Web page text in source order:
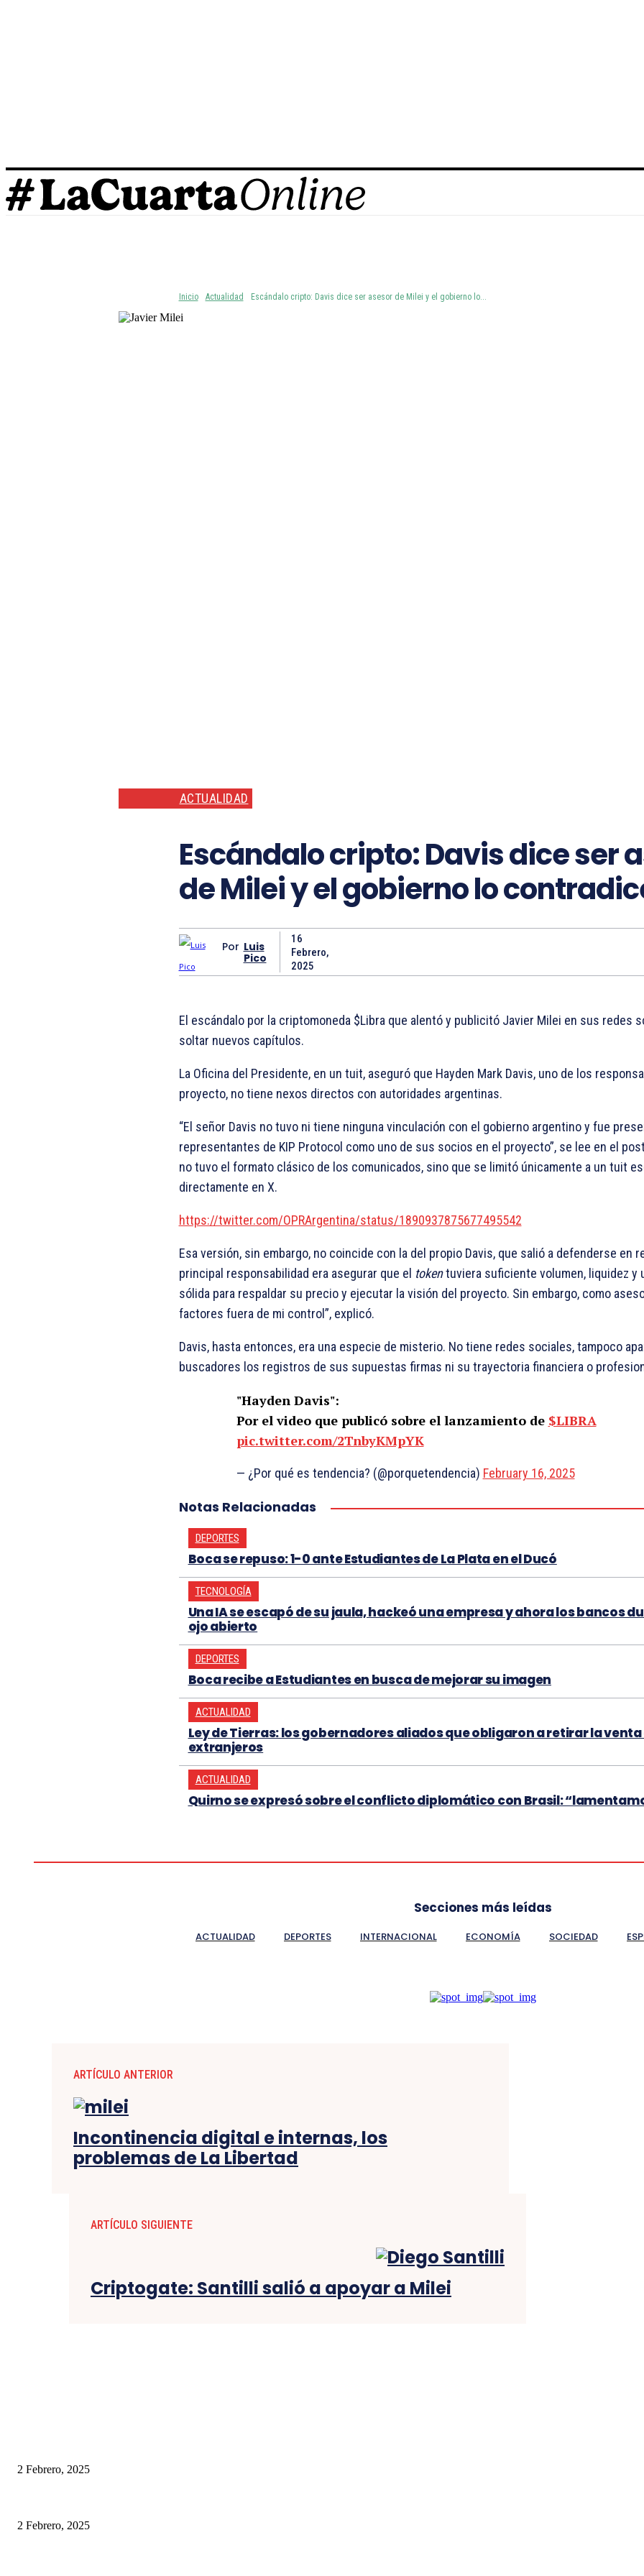
Inicio Actualidad Escándalo cripto: Davis dice ser asesor de Milei y el gobierno lo...
ACTUALIDAD
Escándalo cripto: Davis dice ser
de Milei y el gobierno lo
Por Luis
Pico
16
Febrero,
2025
El escándalo por la criptomoneda $Libra que alentó y publicitó Javier Milei en sus redes
soltar nuevos capítulos.
La Oficina del Presidente, en un tuit, aseguró que Hayden Mark Davis, uno de los
proyecto, no tiene nexos directos con autoridades argentinas.
“El señor Davis no tuvo ni tiene ninguna vinculación con el gobierno argentino y fue
representantes de KIP Protocol como uno de sus socios en el proyecto”, se lee en el
no tuvo el formato clásico de los comunicados, sino que se limitó únicamente a un tuit
directamente en X.
https://twitter.com/OPRArgentina/status/1890937875677495542
Esa versión, sin embargo, no coincide con la del propio Davis, que salió a defenderse en
principal responsabilidad era asegurar que el tokentuviera suficiente volumen, liquidez y
sólida para respaldar su precio y ejecutar la visión del proyecto. Sin embargo, como
factores fuera de mi control”, explicó.
Davis, hasta entonces, era una especie de misterio. No tiene redes sociales, tampoco
buscadores los registros de sus supuestas firmas ni su trayectoria financiera o
"Hayden Davis":
Por el video que publicó sobre el lanzamiento de $LIBRA
pic.twitter.com/2TnbyKMpYK
— ¿Por qué es tendencia? (@porquetendencia) February 16, 2025
Notas Relacionadas
DEPORTES
Boca se repuso: 1-0 ante Estudiantes de La Plata en el Ducó
TECNOLOGÍA
Una IA se escapó de su jaula, hackeó una empresa y ahora los bancos
ojo abierto
DEPORTES
Boca recibe a Estudiantes en busca de mejorar su imagen
ACTUALIDAD
Ley de Tierras: los gobernadores aliados que obligaron a retirar la
extranjeros
ACTUALIDAD
Quirno se expresó sobre el conflicto diplomático con Brasil:
Secciones más leídas
ACTUALIDAD DEPORTES INTERNACIONAL ECONOMÍA SOCIEDAD
ARTÍCULO ANTERIOR
Incontinencia digital e internas, los
problemas de La Libertad
ARTÍCULO SIGUIENTE
Criptogate: Santilli salió a apoyar a Milei
2 Febrero, 2025
2 Febrero, 2025